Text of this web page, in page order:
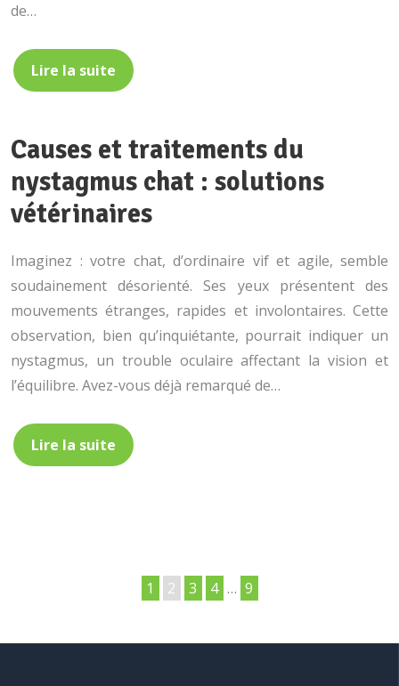
de…
Lire la suite
Causes et traitements du
nystagmus chat : solutions
vétérinaires
Imaginez : votre chat, d’ordinaire vif et agile, semble
soudainement désorienté. Ses yeux présentent des
mouvements étranges, rapides et involontaires. Cette
observation, bien qu’inquiétante, pourrait indiquer un
nystagmus, un trouble oculaire affectant la vision et
l’équilibre. Avez-vous déjà remarqué de…
Lire la suite
1 2 3 4 … 9